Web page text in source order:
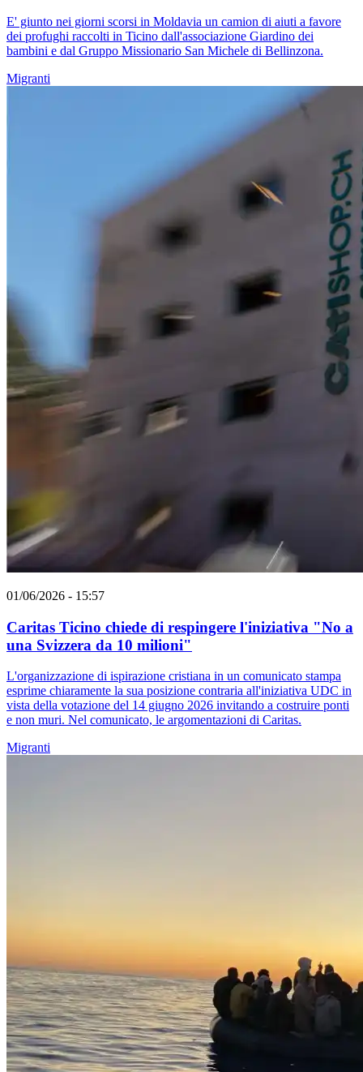
E' giunto nei giorni scorsi in Moldavia un camion di aiuti a favore
dei profughi raccolti in Ticino dall'associazione Giardino dei
bambini e dal Gruppo Missionario San Michele di Bellinzona.
Migranti
01/06/2026 - 15:57
Caritas Ticino chiede di respingere l'iniziativa "No a
una Svizzera da 10 milioni"
L'organizzazione di ispirazione cristiana in un comunicato stampa
esprime chiaramente la sua posizione contraria all'iniziativa UDC in
vista della votazione del 14 giugno 2026 invitando a costruire ponti
e non muri. Nel comunicato, le argomentazioni di Caritas.
Migranti